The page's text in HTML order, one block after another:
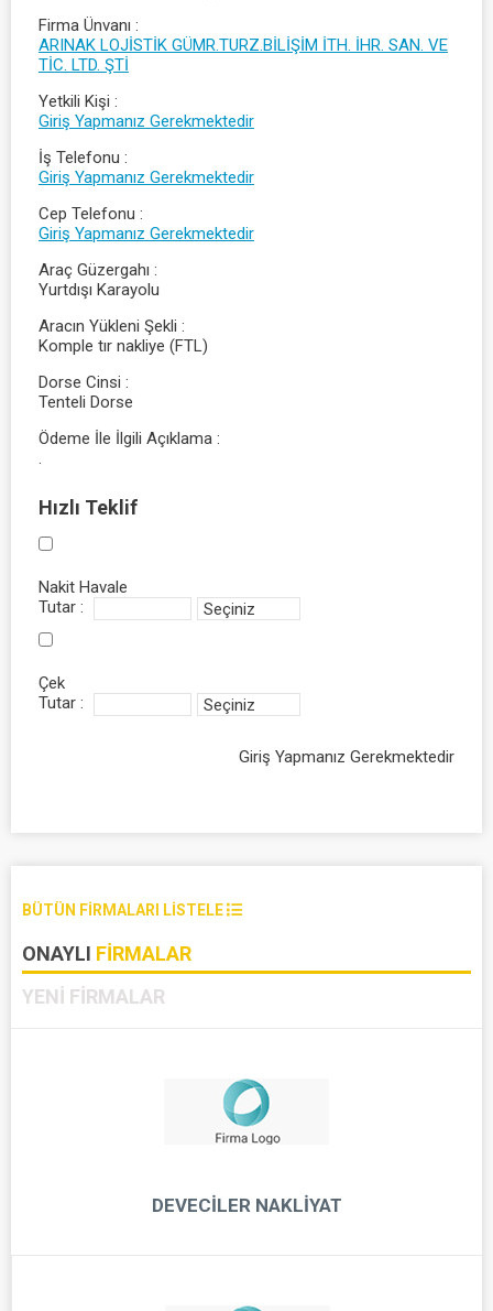
Firma Ünvanı
ARINAK LOJİSTİK GÜMR.TURZ.BİLİŞİM İTH. İHR. SAN. VE
TİC. LTD. ŞTİ
Yetkili Kişi
Giriş Yapmanız Gerekmektedir
İş Telefonu
Giriş Yapmanız Gerekmektedir
Cep Telefonu
Giriş Yapmanız Gerekmektedir
Araç Güzergahı
Yurtdışı Karayolu
Aracın Yükleni Şekli
Komple tır nakliye (FTL)
Dorse Cinsi
Tenteli Dorse
Ödeme İle İlgili Açıklama
.
Hızlı Teklif
Nakit Havale
Tutar :
Çek
Tutar :
Giriş Yapmanız Gerekmektedir
BÜTÜN FIRMALARI LISTELE
ONAYLI FIRMALAR
YENI FIRMALAR
DEVECILER NAKLIYAT